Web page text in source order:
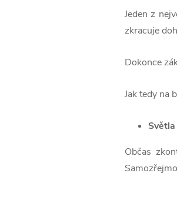
Jeden z
zkracuje
Dokonce
Jak tedy na
Občas